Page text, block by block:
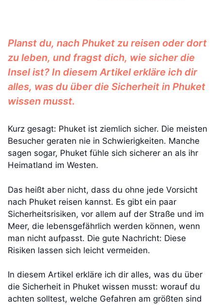
Planst du, nach Phuket zu reisen oder dort
zu leben, und fragst dich, wie sicher die
Insel ist? In diesem Artikel erkläre ich dir
alles, was du über die Sicherheit in Phuket
wissen musst.
Kurz gesagt: Phuket ist ziemlich sicher. Die meisten
Besucher geraten nie in Schwierigkeiten. Manche
sagen sogar, Phuket fühle sich sicherer an als ihr
Heimatland im Westen.
Das heißt aber nicht, dass du ohne jede Vorsicht
nach Phuket reisen kannst. Es gibt ein paar
Sicherheitsrisiken, vor allem auf der Straße und im
Meer, die lebensgefährlich werden können, wenn
man nicht aufpasst. Die gute Nachricht: Diese
Risiken lassen sich leicht vermeiden.
In diesem Artikel erkläre ich dir alles, was du über
die Sicherheit in Phuket wissen musst: worauf du
achten solltest, welche Gefahren am größten sind